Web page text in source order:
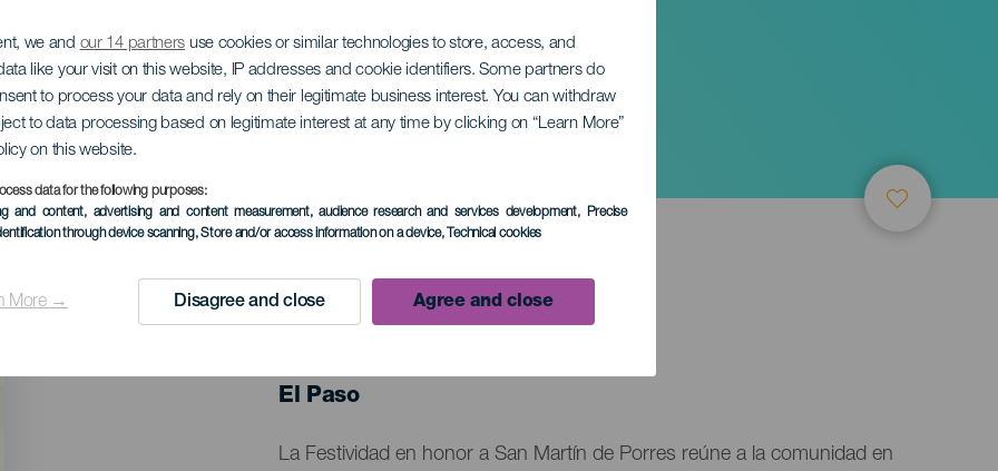
we and our 14 partners use cookies or similar technologies to store, access, and
like your visit on this website, IP addresses and cookie identifiers. Some partners do
to process your data and rely on their legitimate business interest. You can withdraw
to data processing based on legitimate interest at any time by clicking on “Learn More”
on this website.
data for the following purposes:
and content, advertising and content measurement, audience research and services development, Precise
through device scanning, Store and/or access information on a device, Technical cookies
More → Disagree and close Agree and close
San Martín de Porres
Localidad
El Paso
Descripción
La Festividad en honor a San Martín de Porres reúne a la comunidad en